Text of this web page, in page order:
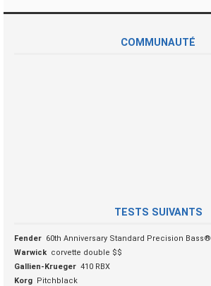
COMMUNAUTÉ
TESTS SUIVANTS
Fender 60th Anniversary Standard Precision Bass®
Warwick corvette double $$
Gallien-Krueger 410 RBX
Korg Pitchblack